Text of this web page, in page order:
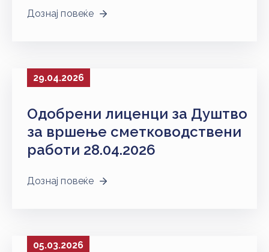
Дознај повеќе
29.04.2026
Одобрени лиценци за Душтво
за вршење сметководствени
работи 28.04.2026
Дознај повеќе
05.03.2026